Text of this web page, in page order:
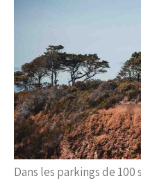
Dans les parkings de